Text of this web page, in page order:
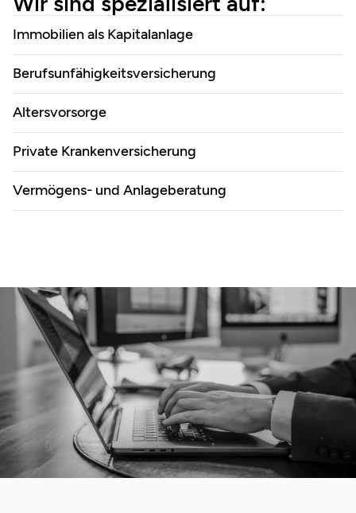
Immobilien als Kapitalanlage
Berufsunfähigkeitsversicherung
Altersvorsorge
Private Krankenversicherung
Vermögens- und Anlageberatung